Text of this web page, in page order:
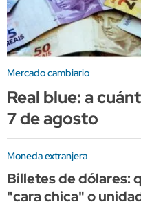
Mercado cambiario
Real blue: a
7 de agosto
Moneda extranjera
Billetes de dólares:
"cara chica" o